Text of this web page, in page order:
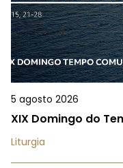
5 agosto 2026
XIX Domingo do
Liturgia